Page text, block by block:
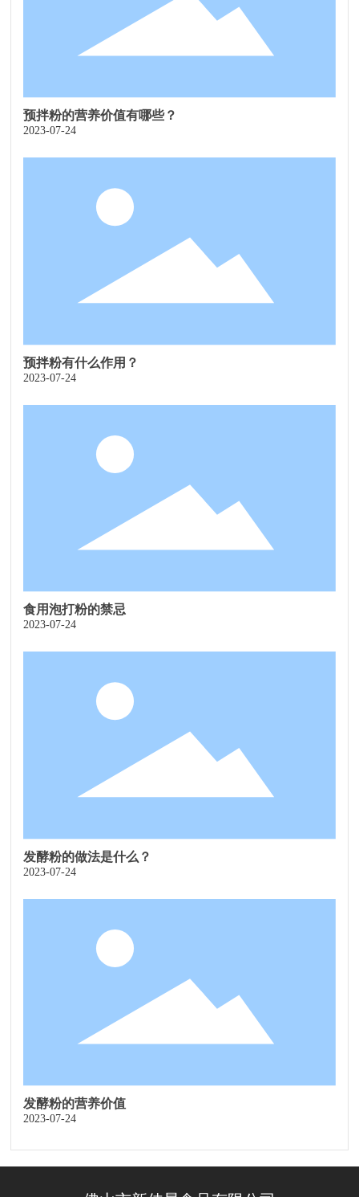
预拌粉的营养价值有哪些？
2023-07-24
预拌粉有什么作用？
2023-07-24
食用泡打粉的禁忌
2023-07-24
发酵粉的做法是什么？
2023-07-24
发酵粉的营养价值
2023-07-24